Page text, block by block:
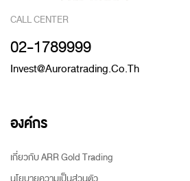
CALL CENTER
02-1789999
Invest@auroratrading.co.th
องค์กร
เกี่ยวกับ ARR Gold Trading